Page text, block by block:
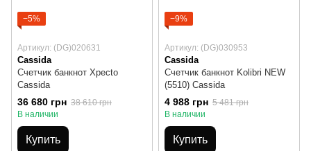
−5%
Артикул: (DG)020631
Cassida
Счетчик банкнот Xpecto
Cassida
36 680 грн 38 610 грн
В наличии
Купить
−9%
Артикул: (DG)030953
Cassida
Счетчик банкнот Kolibri NEW
(5510) Cassida
4 988 грн 5 481 грн
В наличии
Купить